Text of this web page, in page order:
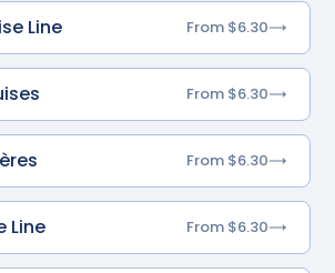
Line From $6.30
From $6.30
From $6.30
Line From $6.30